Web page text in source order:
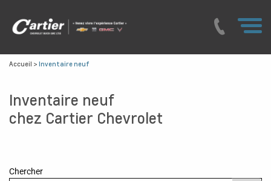
Accueil > Inventaire neuf
Inventaire neuf
chez Cartier Chevrolet
Chercher